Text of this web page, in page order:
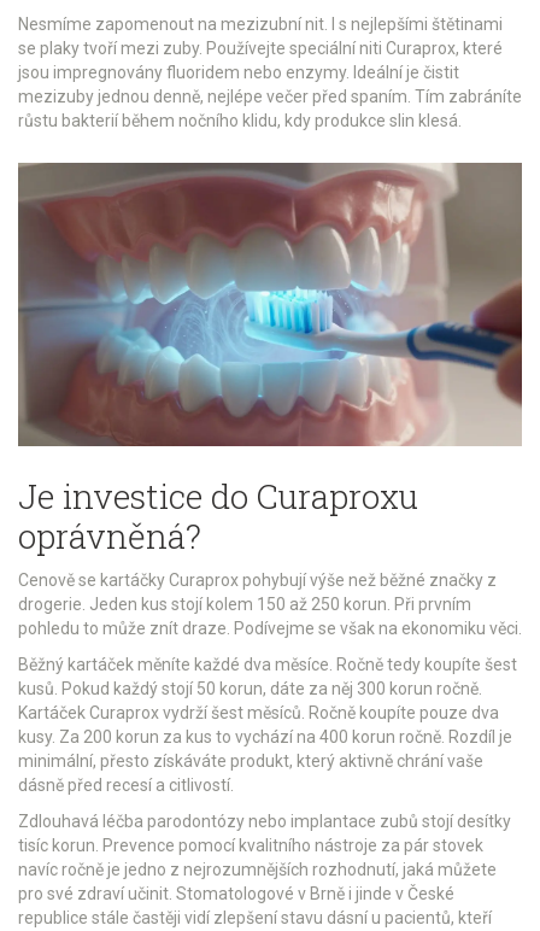
Nesmíme zapomenout na mezizubní nit. I s nejlepšími štětinami
se plaky tvoří mezi zuby. Používejte speciální niti Curaprox, které
jsou impregnovány fluoridem nebo enzymy. Ideální je čistit
mezizuby jednou denně, nejlépe večer před spaním. Tím zabráníte
růstu bakterií během nočního klidu, kdy produkce slin klesá.
Je investice do Curaproxu
oprávněná?
Cenově se kartáčky Curaprox pohybují výše než běžné značky z
drogerie. Jeden kus stojí kolem 150 až 250 korun. Při prvním
pohledu to může znít draze. Podívejme se však na ekonomiku věci.
Běžný kartáček měníte každé dva měsíce. Ročně tedy koupíte šest
kusů. Pokud každý stojí 50 korun, dáte za něj 300 korun ročně.
Kartáček Curaprox vydrží šest měsíců. Ročně koupíte pouze dva
kusy. Za 200 korun za kus to vychází na 400 korun ročně. Rozdíl je
minimální, přesto získáváte produkt, který aktivně chrání vaše
dásně před recesí a citlivostí.
Zdlouhavá léčba parodontózy nebo implantace zubů stojí desítky
tisíc korun. Prevence pomocí kvalitního nástroje za pár stovek
navíc ročně je jedno z nejrozumnějších rozhodnutí, jaká můžete
pro své zdraví učinit. Stomatologové v Brně i jinde v České
republice stále častěji vidí zlepšení stavu dásní u pacientů, kteří